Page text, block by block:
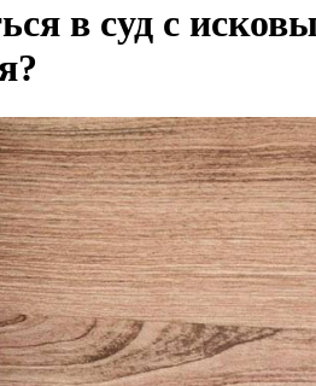
в суд с